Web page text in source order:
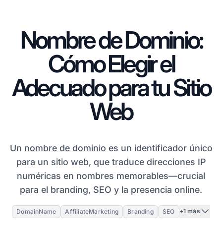
Nombre de Dominio:
Cómo Elegir el
Adecuado para tu Sitio
Web
Un nombre de dominio es un identificador único
para un sitio web, que traduce direcciones IP
numéricas en nombres memorables—crucial
para el branding, SEO y la presencia online.
DomainName AffiliateMarketing Branding SEO +1 más